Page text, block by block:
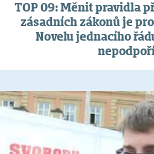
TOP 09: Měnit pravidla
zásadních zákonů je
Novelu jednacího